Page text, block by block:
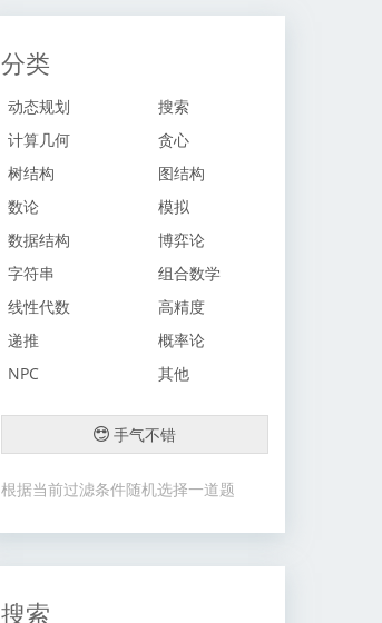
分类
动态规划
搜索
计算几何
贪心
树结构
图结构
数论
模拟
数据结构
博弈论
字符串
组合数学
线性代数
高精度
递推
概率论
NPC
其他
手气不错
根据当前过滤条件随机选择一道题
搜索